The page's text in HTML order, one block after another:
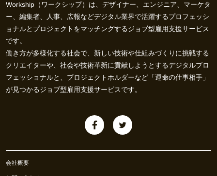
Workship（ワークシップ）は、デザイナー、エンジニア、マーケタ
ー、編集者、人事、広報などデジタル業界で活躍するプロフェッシ
ョナルとプロジェクトをマッチングするジョブ型雇用支援サービス
です。
働き方が多様化する社会で、新しい技術や仕組みづくりに挑戦する
クリエイターや、社会や技術革新に貢献しようとするデジタルプロ
フェッショナルと、プロジェクトホルダーなど「運命の仕事相手」
が見つかるジョブ型雇用支援サービスです。
会社概要